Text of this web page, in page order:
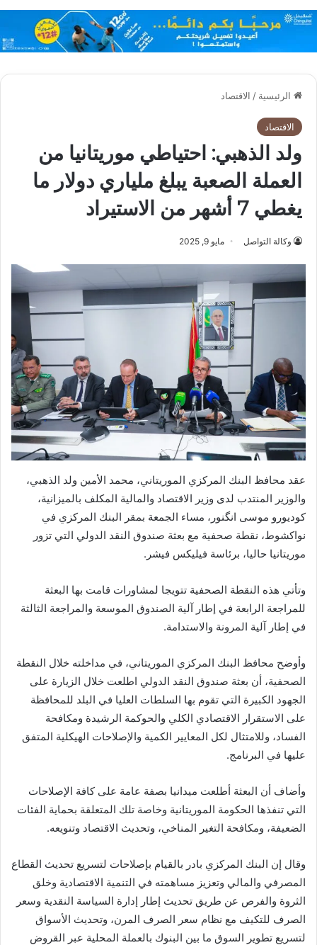
الرئيسية / الاقتصاد
الاقتصاد
ولد الذهبي: احتياطي موريتانيا من
العملة الصعبة يبلغ ملياري دولار ما
يغطي 7 أشهر من الاستيراد
وكالة التواصل مايو 9, 2025
عقد محافظ البنك المركزي الموريتاني، محمد الأمين ولد الذهبي،
والوزير المنتدب لدى وزير الاقتصاد والمالية المكلف بالميزانية،
كوديورو موسى انگنور، مساء الجمعة بمقر البنك المركزي في
نواكشوط، نقطة صحفية مع بعثة صندوق النقد الدولي التي تزور
موريتانيا حاليا، برئاسة فيليكس فيشر.
وتأتي هذه النقطة الصحفية تتويجا لمشاورات قامت بها البعثة
للمراجعة الرابعة في إطار آلية الصندوق الموسعة والمراجعة الثالثة
في إطار آلية المرونة والاستدامة.
وأوضح محافظ البنك المركزي الموريتاني، في مداخلته خلال النقطة
الصحفية، أن بعثة صندوق النقد الدولي اطلعت خلال الزيارة على
الجهود الكبيرة التي تقوم بها السلطات العليا في البلد للمحافظة
على الاستقرار الاقتصادي الكلي والحوكمة الرشيدة ومكافحة
الفساد، وللامتثال لكل المعايير الكمية والإصلاحات الهيكلية المتفق
عليها في البرنامج.
وأضاف أن البعثة أطلعت ميدانيا بصفة عامة على كافة الإصلاحات
التي تنفذها الحكومة الموريتانية وخاصة تلك المتعلقة بحماية الفئات
الضعيفة، ومكافحة التغير المناخي، وتحديث الاقتصاد وتنويعه.
وقال إن البنك المركزي بادر بالقيام بإصلاحات لتسريع تحديث القطاع
المصرفي والمالي وتعزيز مساهمته في التنمية الاقتصادية وخلق
الثروة والفرص عن طريق تحديث إطار إدارة السياسة النقدية وسعر
الصرف للتكيف مع نظام سعر الصرف المرن، وتحديث الأسواق
لتسريع تطوير السوق ما بين البنوك بالعملة المحلية عبر القروض